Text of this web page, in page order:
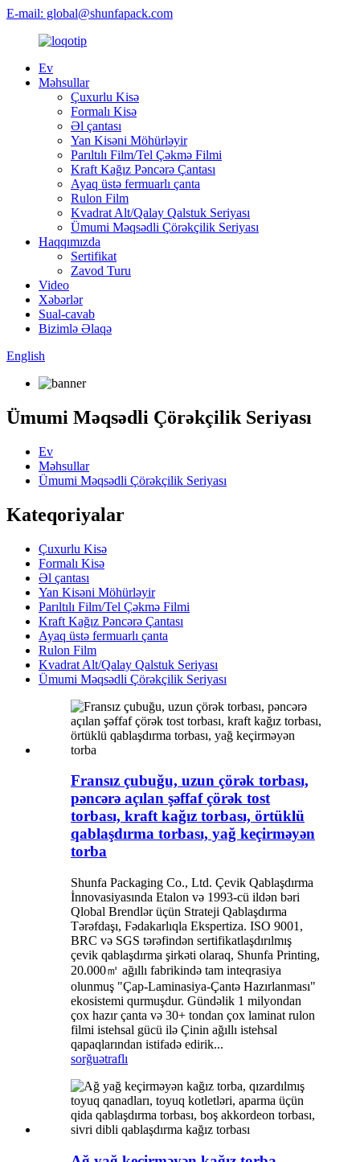
E-mail: global@shunfapack.com
Ev
Məhsullar
Çuxurlu Kisə
Formalı Kisə
Əl çantası
Yan Kisəni Möhürləyir
Parıltılı Film/Tel Çəkmə Filmi
Kraft Kağız Pəncərə Çantası
Ayaq üstə fermuarlı çanta
Rulon Film
Kvadrat Alt/Qalay Qalstuk Seriyası
Ümumi Məqsədli Çörəkçilik Seriyası
Haqqımızda
Sertifikat
Zavod Turu
Video
Xəbərlər
Sual-cavab
Bizimlə Əlaqə
English
Ümumi Məqsədli Çörəkçilik Seriyası
Ev
Məhsullar
Ümumi Məqsədli Çörəkçilik Seriyası
Kateqoriyalar
Çuxurlu Kisə
Formalı Kisə
Əl çantası
Yan Kisəni Möhürləyir
Parıltılı Film/Tel Çəkmə Filmi
Kraft Kağız Pəncərə Çantası
Ayaq üstə fermuarlı çanta
Rulon Film
Kvadrat Alt/Qalay Qalstuk Seriyası
Ümumi Məqsədli Çörəkçilik Seriyası
Fransız çubuğu, uzun çörək torbası,
pəncərə açılan şəffaf çörək tost
torbası, kraft kağız torbası, örtüklü
qablaşdırma torbası, yağ keçirməyən
torba
Shunfa Packaging Co., Ltd. Çevik Qablaşdırma
İnnovasiyasında Etalon və 1993-cü ildən bəri
Qlobal Brendlər üçün Strateji Qablaşdırma
Tərəfdaşı, Fədakarlıqla Ekspertiza. ISO 9001,
BRC və SGS tərəfindən sertifikatlaşdırılmış
çevik qablaşdırma şirkəti olaraq, Shunfa Printing,
20.000㎡ ağıllı fabrikində tam inteqrasiya
olunmuş "Çap-Laminasiya-Çantə Hazırlanması"
ekosistemi qurmuşdur. Gündəlik 1 milyondan
çox hazır çanta və 30+ tondan çox laminat rulon
filmi istehsal gücü ilə Çinin ağıllı istehsal
qapaqlarından istifadə edirik...
sorğuətraflı